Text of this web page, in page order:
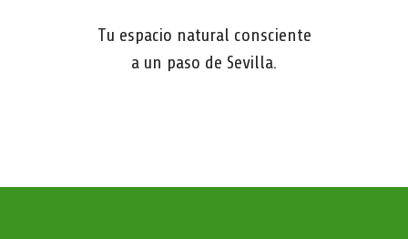
Tu espacio natural consciente
a un paso de Sevilla.
h a el o